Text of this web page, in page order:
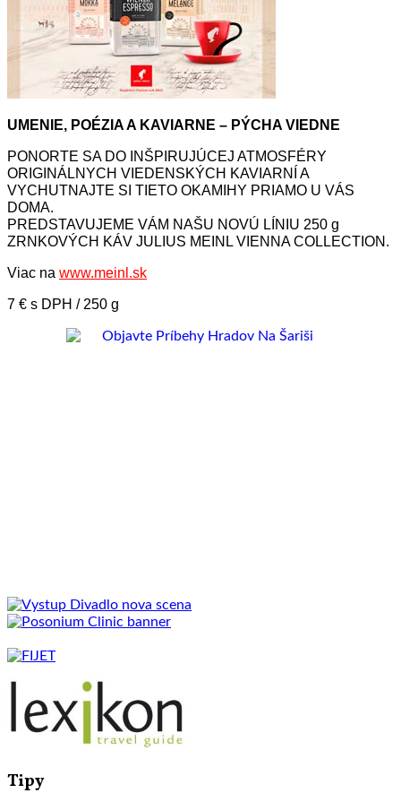
UMENIE, POÉZIA A KAVIARNE – PÝCHA VIEDNE
PONORTE SA DO INŠPIRUJÚCEJ ATMOSFÉRY
ORIGINÁLNYCH VIEDENSKÝCH KAVIARNÍ A
VYCHUTNAJTE SI TIETO OKAMIHY PRIAMO U VÁS
DOMA.
PREDSTAVUJEME VÁM NAŠU NOVÚ LÍNIU 250 g
ZRNKOVÝCH KÁV JULIUS MEINL VIENNA COLLECTION.
Viac na www.meinl.sk
7 € s DPH / 250 g
Tipy